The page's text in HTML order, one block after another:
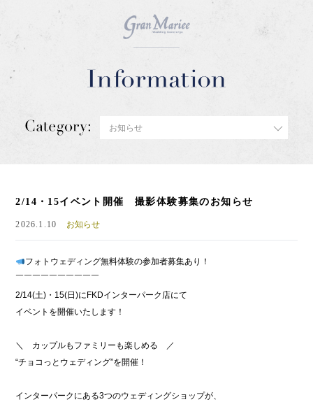
2/14・15イベント開催 撮影体験募集のお知らせ
2026.1.10 お知らせ
フォトウェディング無料体験の参加者募集あり！
￣￣￣￣￣￣￣￣￣￣
2/14(土)・15(日)にFKDインターパーク店にて
イベントを開催いたします！
＼ カップルもファミリーも楽しめる ／
“チョコっとウェディング”を開催！
インターパークにある3つのウェディングショップが、